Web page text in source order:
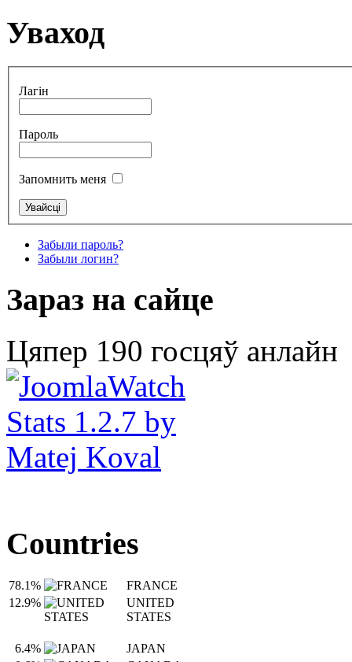
Уваход
Лагін
Пароль
Запомнить меня
Забыли пароль?
Забыли логин?
Зараз на сайце
Цяпер 190 госцяў анлайн
Countries
78.1%
FRANCE
12.9%
UNITED
STATES
6.4%
JAPAN